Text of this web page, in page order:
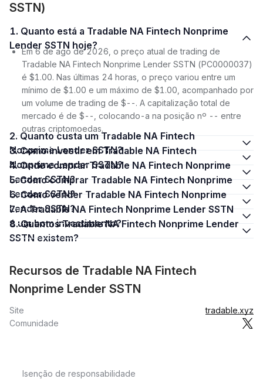
SSTN)
1. Quanto está a Tradable NA Fintech Nonprime
Lender SSTN hoje?
Em 6 de ago de 2026, o preço atual de trading de
Tradable NA Fintech Nonprime Lender SSTN (PC0000037)
é $1.00. Nas últimas 24 horas, o preço variou entre um
mínimo de $1.00 e um máximo de $1.00, acompanhado por
um volume de trading de $--. A capitalização total de
mercado é de $--, colocando-a na posição nº -- entre
outras criptomoedas.
2. Quanto custa um Tradable NA Fintech
Nonprime Lender SSTN?
3. Como investir em Tradable NA Fintech
Nonprime Lender SSTN?
4. Onde comprar Tradable NA Fintech Nonprime
Lender SSTN?
5. Como comprar Tradable NA Fintech Nonprime
Lender SSTN?
6. Como vender Tradable NA Fintech Nonprime
Lender SSTN?
7. A Tradable NA Fintech Nonprime Lender SSTN
é um bom investimento?
8. Quantos Tradable NA Fintech Nonprime Lender
SSTN existem?
Recursos de Tradable NA Fintech
Nonprime Lender SSTN
Site
tradable.xyz
Comunidade
Isenção de responsabilidade